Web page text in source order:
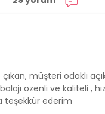
müşteri odaklı
özenli ve kaliteli ,
teşekkür ederim